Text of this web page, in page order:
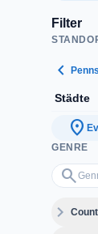
Filter
chevron_left
Städte
location_on
GENRE
search
Genres
expand_more